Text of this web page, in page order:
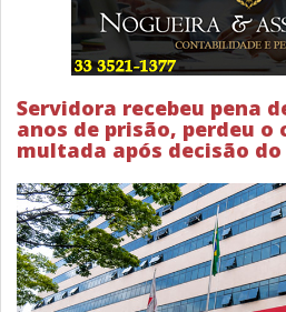
Servidora recebeu pena
anos de prisão, perdeu o
multada após decisão do